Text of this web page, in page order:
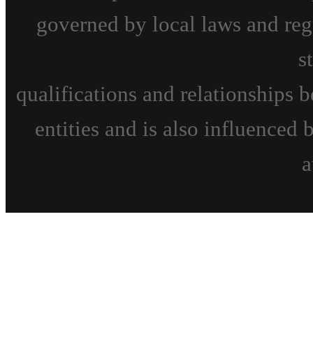
governed by local laws and
qualifications and relationships
entities and is also influenced